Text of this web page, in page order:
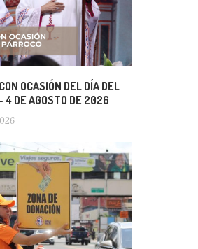
OCASIÓN DEL DÍA DEL
4 DE AGOSTO DE 2026